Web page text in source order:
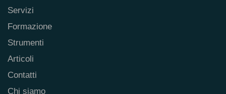
Servizi
Formazione
Strumenti
Articoli
Contatti
Chi siamo